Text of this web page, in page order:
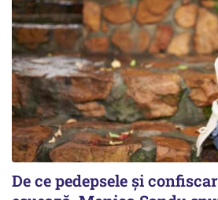
De ce pedepsele și